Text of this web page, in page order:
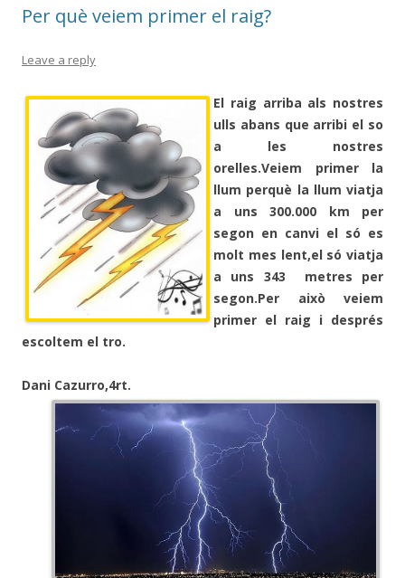
k ix
Per què veiem primer el raig?
Leave a reply
El raig arriba als nostres
ulls abans que arribi el so
a les nostres
orelles.Veiem primer la
llum perquè la llum viatja
a uns 300.000 km per
segon en canvi el só es
molt mes lent,el só viatja
a uns 343 metres per
segon.Per això veiem
primer el raig i després
escoltem el tro.
Dani Cazurro,4rt.